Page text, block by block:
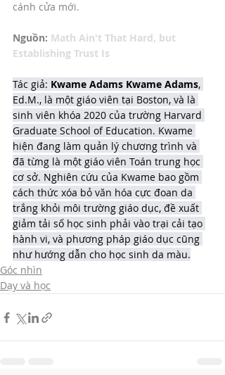
cánh cửa mới.
Nguồn: Math Ain't That Hard, but
Establishing Trust Is
Tác giả: Kwame Adams Kwame Adams,
Ed.M., là một giáo viên tại Boston, và là
sinh viên khóa 2020 của trường Harvard
Graduate School of Education. Kwame
hiện đang làm quản lý chương trình và
đã từng là một giáo viên Toán trung học
cơ sở. Nghiên cứu của Kwame bao gồm
cách thức xóa bỏ văn hóa cực đoan da
trắng khỏi môi trường giáo dục, đề xuất
giảm tải số học sinh phải vào trại cải tạo
hành vi, và phương pháp giáo dục cũng
như hướng dẫn cho học sinh da màu.
Góc nhìn
Dạy và học